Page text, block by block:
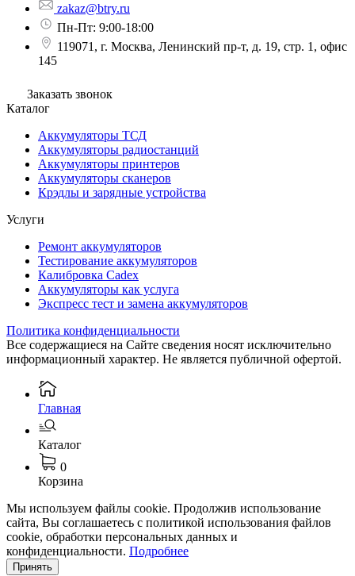
zakaz@btry.ru
Пн-Пт: 9:00-18:00
119071, г. Москва, Ленинский пр-т, д. 19, стр. 1, офис
145
Заказать звонок
Каталог
Аккумуляторы ТСД
Аккумуляторы радиостанций
Аккумуляторы принтеров
Аккумуляторы сканеров
Крэдлы и зарядные устройства
Услуги
Ремонт аккумуляторов
Тестирование аккумуляторов
Калибровка Cadex
Аккумуляторы как услуга
Экспресс тест и замена аккумуляторов
Политика конфиденциальности
Все содержащиеся на Сайте сведения носят исключительно
информационный характер. Не является публичной офертой.
Главная
Каталог
0
Корзина
Мы используем файлы cookie. Продолжив использование
сайта, Вы соглашаетесь с политикой использования файлов
cookie, обработки персональных данных и
конфиденциальности. Подробнее
Принять